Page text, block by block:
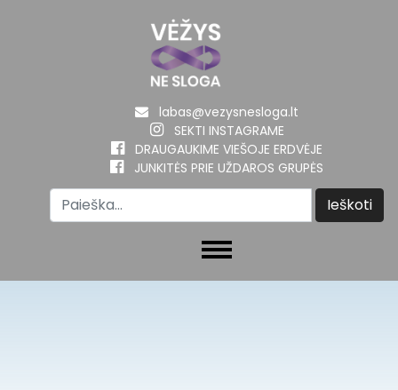
labas@vezysnesloga.lt
SEKTI INSTAGRAME
DRAUGAUKIME VIEŠOJE ERDVĖJE
JUNKITĖS PRIE UŽDAROS GRUPĖS